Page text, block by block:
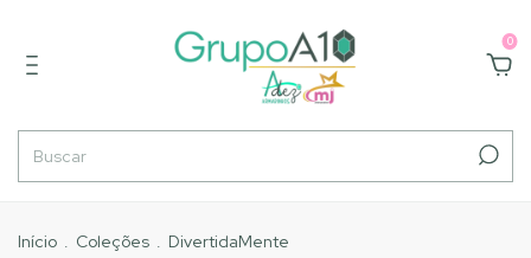
0
Início . Coleções . DivertidaMente